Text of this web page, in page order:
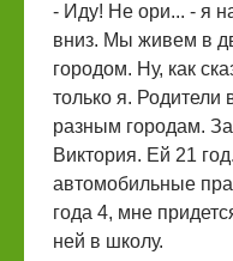
- Иду! Не ори... - я
вниз. Мы живем в
городом. Ну, как
только я. Родители
разным городам.
Виктория. Ей 21
автомобильные
года 4, мне
ней в школу.